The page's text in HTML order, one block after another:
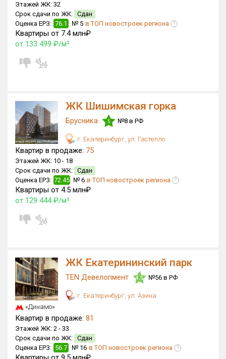
Этажей ЖК: 32
Срок сдачи по ЖК: Сдан
Оценка ЕРЗ: 76.1 № 5 в ТОП новостроек региона ?
Квартиры от 7.4 млн₽
от 133 499 ₽/м²
ЖК Шишимская горка
Брусника 5 №8 в РФ
г. Екатеринбург, ул. Гастелло
Квартир в продаже: 75
Этажей ЖК: 10 - 18
Срок сдачи по ЖК: Сдан
Оценка ЕРЗ: 72.45 № 6 в ТОП новостроек региона ?
Квартиры от 4.5 млн₽
от 129 444 ₽/м²
ЖК Екатерининский парк
TEN Девелопмент 4.5 №56 в РФ
г. Екатеринбург, ул. Азина
«Динамо»
Квартир в продаже: 81
Этажей ЖК: 2 - 33
Срок сдачи по ЖК: Сдан
Оценка ЕРЗ: 56.7 № 16 в ТОП новостроек региона ?